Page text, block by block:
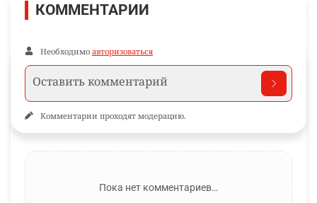
КОММЕНТАРИИ
Необходимо авторизоваться
Комментарии проходят модерацию.
Пока нет комментариев…